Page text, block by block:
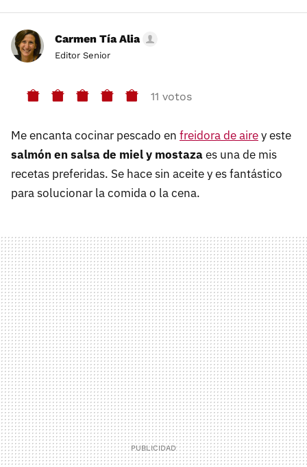
Carmen Tía Alia
Editor Senior
11 votos
Me encanta cocinar pescado en freidora de airey este
salmón en salsa de miel y mostazaes una de mis
recetas preferidas. Se hace sin aceite y es fantástico
para solucionar la comida o la cena.